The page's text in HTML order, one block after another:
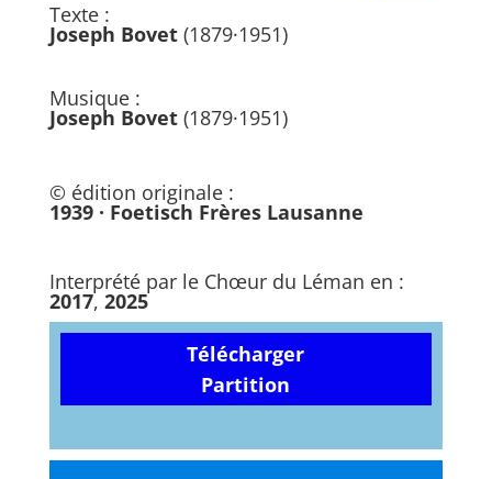
Texte :
Joseph Bovet(1879·1951)
Musique :
Joseph Bovet(1879·1951)
© édition originale :
1939 · Foetisch Frères Lausanne
Interprété par le Chœur du Léman en :
2017, 2025
Télécharger
Partition